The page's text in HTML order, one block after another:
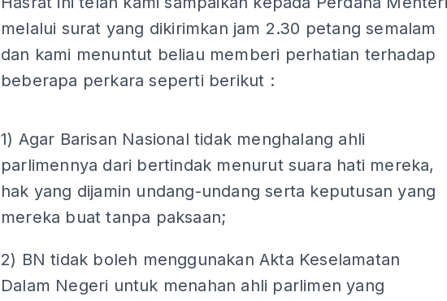
melalui surat yang dikirimkan jam 2.30 petang semalam
dan kami menuntut beliau memberi perhatian terhadap
beberapa perkara seperti berikut :
1) Agar Barisan Nasional tidak menghalang ahli
parlimennya dari bertindak menurut suara hati mereka,
hak yang dijamin undang-undang serta keputusan yang
mereka buat tanpa paksaan;
2) BN tidak boleh menggunakan Akta Keselamatan
Dalam Negeri untuk menahan ahli parlimen yang